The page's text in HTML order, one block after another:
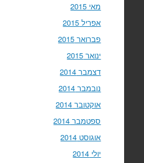
מאי 2015
אפריל 2015
פברואר 2015
ינואר 2015
דצמבר 2014
נובמבר 2014
אוקטובר 2014
ספטמבר 2014
אוגוסט 2014
יולי 2014